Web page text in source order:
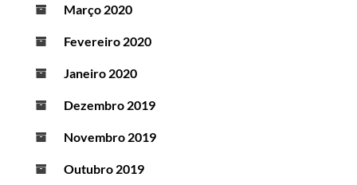
Março 2020
Fevereiro 2020
Janeiro 2020
Dezembro 2019
Novembro 2019
Outubro 2019